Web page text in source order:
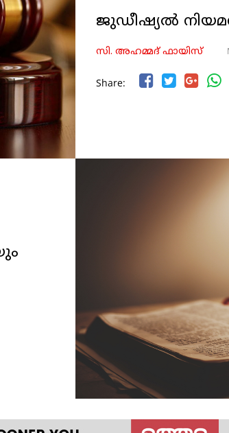
ജുഡീഷ്യല്‍
സി. അഹമ്മദ് ഫായിസ്
Share: